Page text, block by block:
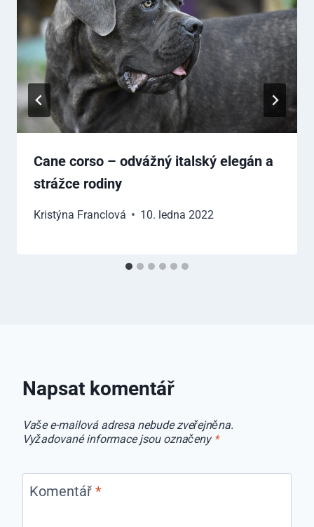
Cane corso – odvážný italský elegán a
strážce rodiny
Kristýna Franclová 10. ledna 2022
Napsat komentář
Vaše e-mailová adresa nebude zveřejněna.
Vyžadované informace jsou označeny *
Komentář *